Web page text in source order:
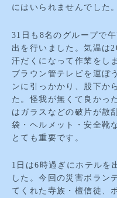
にはいられませんでした。
31日も8名のグループで
出を行いました。気温は
汗だくになって作業をし
ブラウン管テレビを運ぼ
ンに引っかかり、股下か
た。怪我が無くて良かっ
はガラスなどの破片が散
袋・ヘルメット・安全靴
とても重要です。
1日は6時過ぎにホテルを
した。今回の災害ボラン
てくれた寺族・檀信徒、